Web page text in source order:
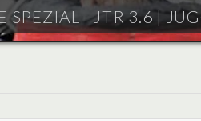
SPEZIAL - JTR 3.6 |